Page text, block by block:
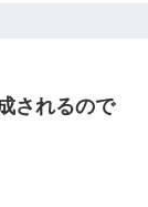
義弟の子じゃな
→俺がヤバイｗ
されるので